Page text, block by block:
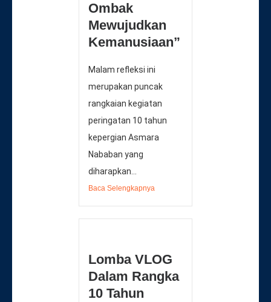
Ombak
Mewujudkan
Kemanusiaan”
Malam refleksi ini
merupakan puncak
rangkaian kegiatan
peringatan 10 tahun
kepergian Asmara
Nababan yang
diharapkan...
Baca Selengkapnya
Lomba VLOG
Dalam Rangka
10 Tahun